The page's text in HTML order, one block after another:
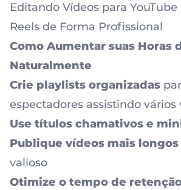
Editando Vídeos para
Reels de Forma Profissional
Como Aumentar suas Horas
Naturalmente
Crie playlists organizadas
espectadores assistindo
Use títulos chamativos e
Publique vídeos mais longos
valioso
Otimize o tempo de